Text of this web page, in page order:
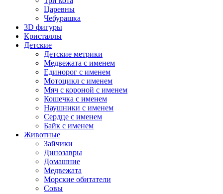
Царевны
Чебурашка
3D фигуры
Кристаллы
Детские
Детские метрики
Медвежата с именем
Единорог с именем
Мотоцикл с именем
Мяч с короной с именем
Кошечка с именем
Наушники с именем
Сердце с именем
Байк с именем
Животные
Зайчики
Динозавры
Домашние
Медвежата
Морские обитатели
Совы